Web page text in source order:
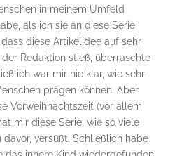
in meinem Umfeld
als ich sie an diese Serie
diese Artikelidee auf sehr
Redaktion stieß, überraschte
war mir nie klar, wie sehr
prägen können. Aber
Vorweihnachtszeit (vor allem
mir diese Serie, wie so viele
versüßt. Schließlich habe